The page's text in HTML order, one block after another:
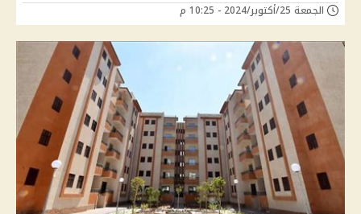
الجمعة 25/أكتوبر/2024 - 10:25 م